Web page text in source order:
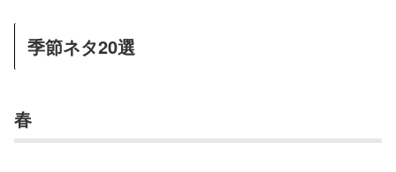
季節ネタ20選
春